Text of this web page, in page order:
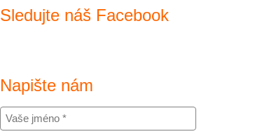
Sledujte náš Facebook
Napište nám